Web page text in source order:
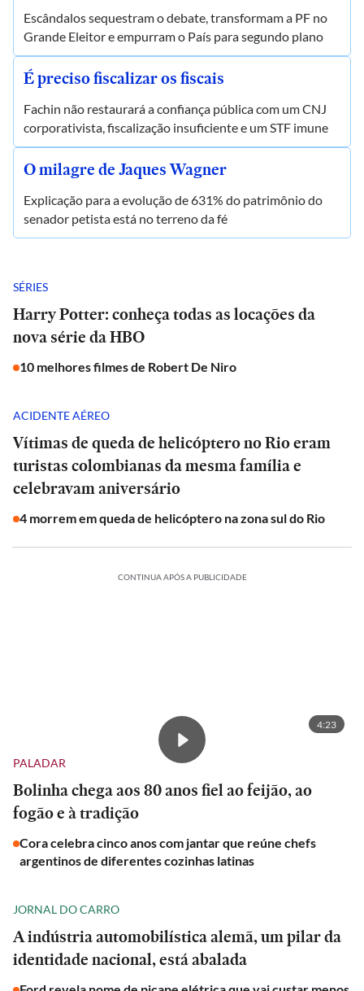
Escândalos sequestram o debate, transformam a PF no
Grande Eleitor e empurram o País para segundo plano
É preciso fiscalizar os fiscais
Fachin não restaurará a confiança pública com um CNJ
corporativista, fiscalização insuficiente e um STF imune
O milagre de Jaques Wagner
Explicação para a evolução de 631% do patrimônio do
senador petista está no terreno da fé
SÉRIES
Harry Potter: conheça todas as locações da
nova série da HBO
10 melhores filmes de Robert De Niro
ACIDENTE AÉREO
Vítimas de queda de helicóptero no Rio eram
turistas colombianas da mesma família e
celebravam aniversário
4 morrem em queda de helicóptero na zona sul do Rio
CONTINUA APÓS A PUBLICIDADE
4:23
PALADAR
Bolinha chega aos 80 anos fiel ao feijão, ao
fogão e à tradição
Cora celebra cinco anos com jantar que reúne chefs
argentinos de diferentes cozinhas latinas
JORNAL DO CARRO
A indústria automobilística alemã, um pilar da
identidade nacional, está abalada